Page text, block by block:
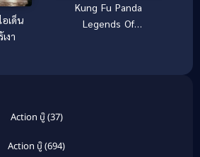
เด็น
งา
Kung Fu Panda
Legends Of
Action บู๊(37)
Action บู๊(694)